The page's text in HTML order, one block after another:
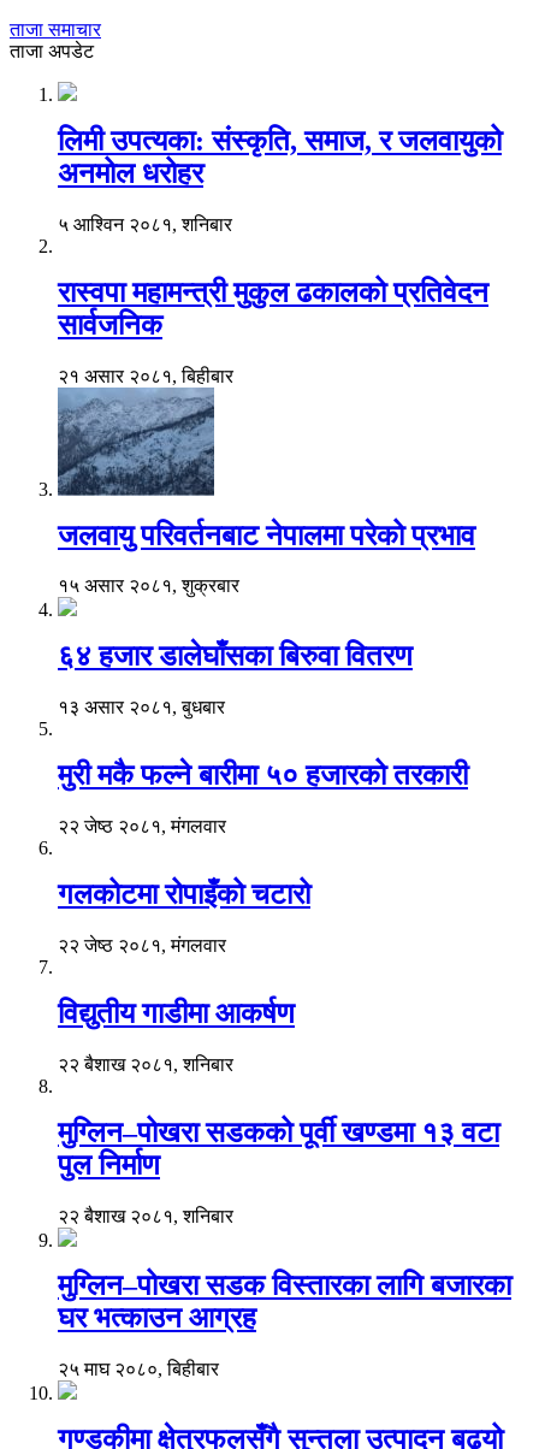
ताजा समाचार
ताजा अपडेट
लिमी उपत्यका: संस्कृति, समाज, र जलवायुको
अनमोल धरोहर
५ आश्विन २०८१, शनिबार
रास्वपा महामन्त्री मुकुल ढकालको प्रतिवेदन
सार्वजनिक
२१ असार २०८१, बिहीबार
जलवायु परिवर्तनबाट नेपालमा परेको प्रभाव
१५ असार २०८१, शुक्रबार
६४ हजार डालेघाँसका बिरुवा वितरण
१३ असार २०८१, बुधबार
मुरी मकै फल्ने बारीमा ५० हजारको तरकारी
२२ जेष्ठ २०८१, मंगलवार
गलकोटमा रोपाइँको चटारो
२२ जेष्ठ २०८१, मंगलवार
विद्युतीय गाडीमा आकर्षण
२२ बैशाख २०८१, शनिबार
मुग्लिन–पोखरा सडकको पूर्वी खण्डमा १३ वटा
पुल निर्माण
२२ बैशाख २०८१, शनिबार
मुग्लिन–पोखरा सडक विस्तारका लागि बजारका
घर भत्काउन आग्रह
२५ माघ २०८०, बिहीबार
गण्डकीमा क्षेत्रफलसँगै सुन्तला उत्पादन बढ्यो